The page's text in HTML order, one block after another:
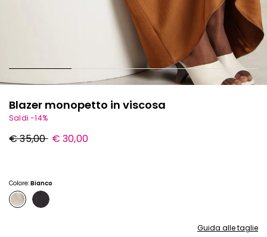
Blazer monopetto in viscosa
Saldi -14%
Prezzo
originale
€ 35,00 Nuovo
prezzo
€ 30,00
Colore:Bianco
Guida alle taglie